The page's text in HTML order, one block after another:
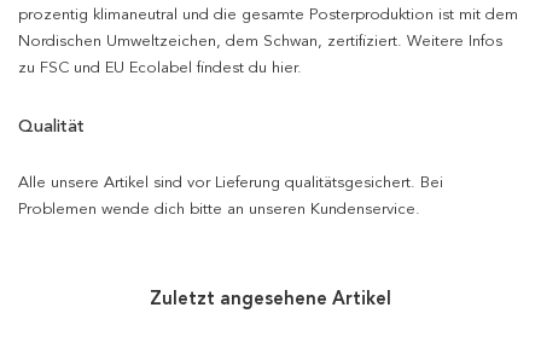
prozentig klimaneutral und die gesamte Posterproduktion ist mit dem
Nordischen Umweltzeichen, dem Schwan, zertifiziert. Weitere Infos
zu FSC und EU Ecolabel findest du hier.
Qualität
Alle unsere Artikel sind vor Lieferung qualitätsgesichert. Bei
Problemen wende dich bitte an unseren Kundenservice.
Zuletzt angesehene Artikel